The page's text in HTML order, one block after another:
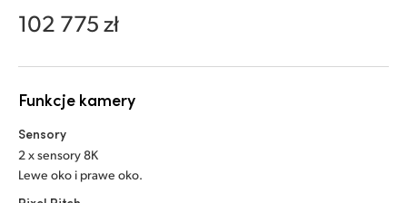
New Zealand
Norway
Polska
Portugal
102 775 zł
Funkcje kamery
Sensory
2 x sensory 8K
Lewe oko i prawe oko.